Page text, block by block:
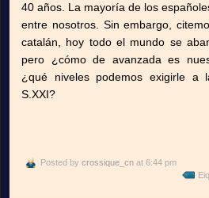
40 años. La mayoría de los
entre nosotros. Sin embargo,
catalán, hoy todo el mundo se
pero ¿cómo de avanzada es
¿qué niveles podemos exigirle a
S.XXI?
Posted by crossique_cn at 6:44 pm